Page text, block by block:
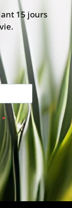
15 jours